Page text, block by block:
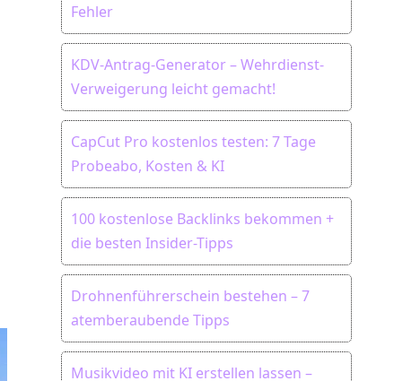
Fehler
KDV-Antrag-Generator – Wehrdienst-
Verweigerung leicht gemacht!
CapCut Pro kostenlos testen: 7 Tage
Probeabo, Kosten & KI
100 kostenlose Backlinks bekommen +
die besten Insider-Tipps
Drohnenführerschein bestehen – 7
atemberaubende Tipps
Musikvideo mit KI erstellen lassen –